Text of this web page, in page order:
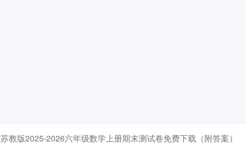
苏教版2025-2026六年级数学上册期末测试卷免费下载（附答案）